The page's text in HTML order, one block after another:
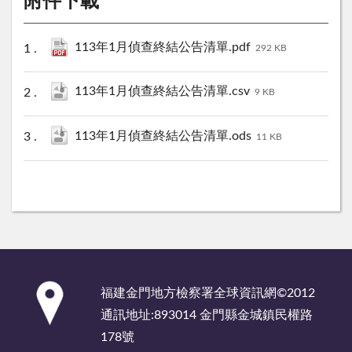
113年1月偵查終結公告清單.pdf 292 KB
113年1月偵查終結公告清單.csv 9 KB
113年1月偵查終結公告清單.ods 11 KB
福建金門地方檢察署全球資訊網©2012
通訊地址:893014 金門縣金城鎮民權路
178號